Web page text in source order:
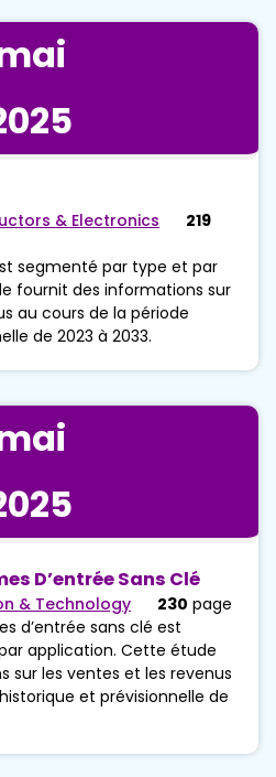
& Electronics
219
segmenté par type et par
fournit des informations sur
au cours de la période
de 2023 à 2033.
D’entrée Sans Clé
& Technology 230 page
d’entrée sans clé est
application. Cette étude
sur les ventes et les revenus
et prévisionnelle de